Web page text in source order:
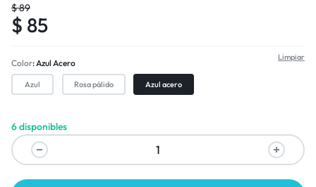
$89
$ 85
Color Azul Acero
Azul Rosa pálido Azul acero
Limpiar
6 disponibles